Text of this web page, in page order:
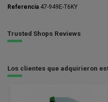
Referencia 47-949E-T6KY
Trusted Shops Reviews
Los clientes que adquirieron